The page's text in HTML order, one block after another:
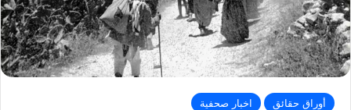
أوراق حقائق اخبار صحفية